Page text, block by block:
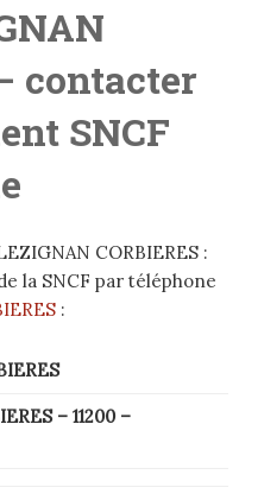
contacter
SNCF
CORBIERES :
la SNCF par téléphone
:
– 11200 –